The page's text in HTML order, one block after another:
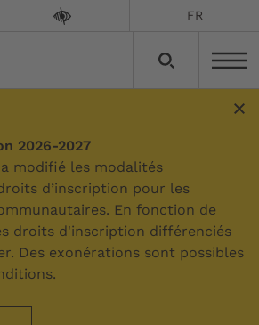
FR
2026-2027
modifié les modalités
d’inscription pour les
En fonction de
droits d'inscription différenciés
Des exonérations sont possibles
2026
est partenaire depuis